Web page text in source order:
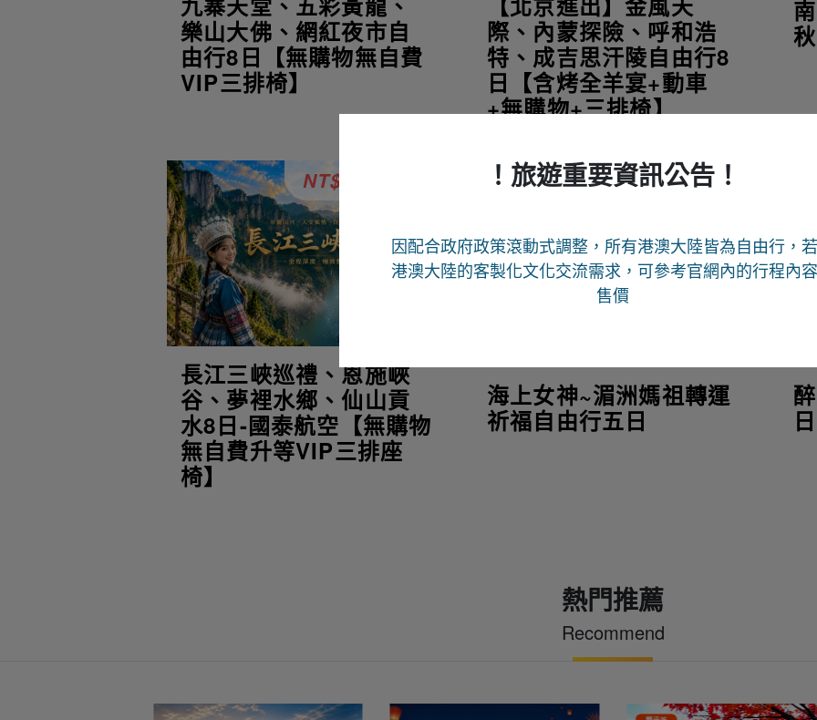
！旅遊重要資訊公告！
因配合政府政策滾動式調整，所有港澳大陸皆為自由行 ，
港澳大陸的客製化文化交流需求，可參考官網內的行程內
售價
樂山大佛、網紅夜市自
由行8日【無購物無自費
VIP三排椅】
際、內蒙探險、呼和浩
特、成吉思汗陵自由行8
日【含烤全羊宴+動車
+無購物+三排椅】
長江三峽巡禮、恩施峽
谷、夢裡水鄉、仙山貢
水8日-國泰航空【無購物
無自費升等VIP三排座
椅】
NT$32,900起
海上女神~湄洲媽祖轉運
祈福自由行五日
NT$18,800起
日
熱門推薦
Recommend